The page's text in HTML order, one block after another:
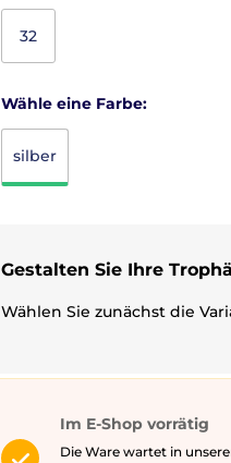
32
Wähle eine Farbe:
silber
Gestalten Sie Ihre
Wählen Sie zunächst die
Im E-Shop vorrätig
Die Ware wartet in